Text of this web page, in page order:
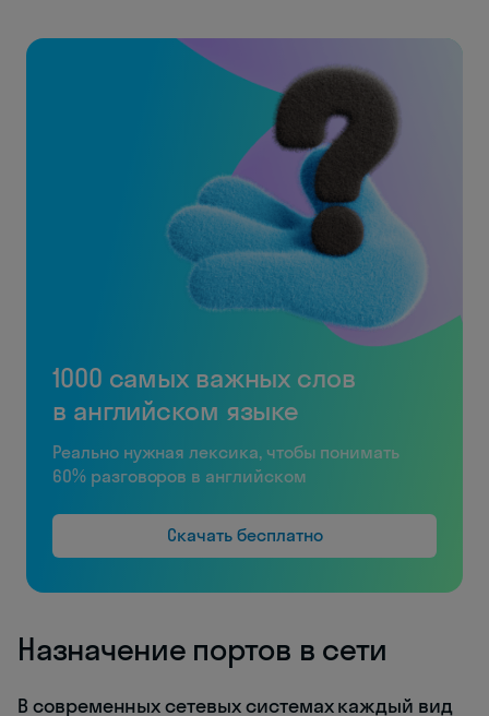
1000 самых важных слов
в английском языке
Реально нужная лексика, чтобы понимать
60% разговоров в английском
Скачать бесплатно
Назначение портов в сети
В современных сетевых системах каждый вид